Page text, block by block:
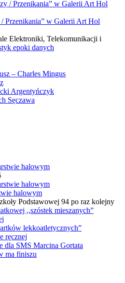
Przenikania” w Galerii Art Hol
Elektroniki, Telekomunikacji i
epoki danych
– Charles Mingus
Argentyńczyk
Sęczawa
halowym
Podstawowej 94 po raz kolejny
,,szóstek mieszanych”
lekkoatletycznych”
ręcznej
dla SMS Marcina Gortata
ma finiszu